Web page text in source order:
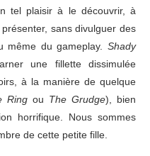
tel plaisir à le découvrir, à
sans divulguer des
même du gameplay. Shady
une fillette dissimulée
à la manière de quelque
Ring ou The Grudge), bien
horrifique. Nous sommes
de cette petite fille.